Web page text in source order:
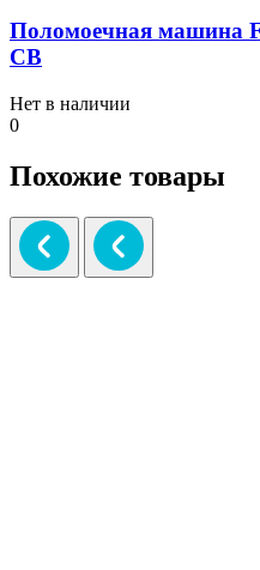
Поломоечная машина
CB
Нет в наличии
0
Похожие товары